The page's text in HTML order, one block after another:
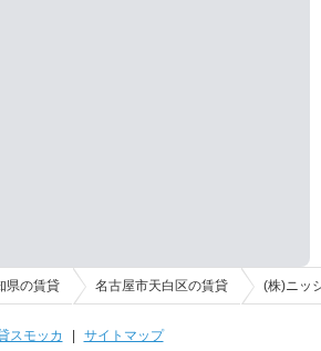
県の賃貸 名古屋市天白区の賃貸 (株)ニッ
スモッカ サイトマップ